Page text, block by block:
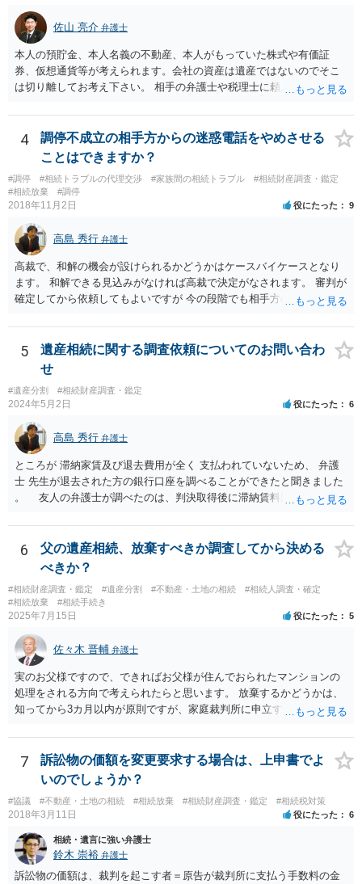
佐山 亮介 弁護士
本人の預貯金、本人名義の不動産、本人がもっていた株式や有価証
券、仮想通貨等が考えられます。会社の資産は遺産ではないのでそこ
は切り離してお考え下さい。 相手の弁護士や税理士に頼んでも守秘義
意に開示を求め、応じなければ「調査嘱託」という手続きを使って銀
行等に照会をかけることになるでしょう。 不動産は、相続登記が済ん
でいなければ市役所ないし区役所に、お子様と義父様のつながりがわ
かる戸籍一式を揃えてもちこみ、「名寄せ」という手続きをすると、
分かると思います。遺産分割協議書の偽造等により既に相続登記され
てしまっている場合は、住所などに当たりをつけて登記名義を調べて
すが、現代では、各々が自由に価格設定をしていますので、特に相場
はお示しできません。ただし、かつて日本弁護士連合会が設けていた
報酬基準を踏まえて価格設定している弁護士は一定数いると思います
ので、それが一応の目安となるでしょう。
4
調停不成立の相手方からの迷惑電話をやめさせる
ことはできますか？
#調停 #相続トラブルの代理交渉 #家族間の相続トラブル
#相続財産調査・鑑定
#相続放棄
#調停
2018年11月2日 役にたった 9
高島 秀行 弁護士
高裁で、和解の機会が設けられるかどうかはケースバイケースとなり
ます。 和解できる見込みがなければ高裁で決定がなされます。 審判が
確定してから依頼してもよいですが 今の段階でも相手方の連絡が迷惑
5
遺産相続に関する調査依頼についてのお問い合わ
せ
#遺産分割 #相続財産調査・鑑定
2024年5月2日 役にたった 6
高島 秀行 弁護士
ところが 滞納家賃及び退去費用が全く 支払われていないため、 弁護
士 先生が退去された方の銀行口座を調べることができたと聞きました
。 友人の弁護士が調べたのは、判決取得後に滞納賃料回収のため
預金の入出金履歴を調べたわけではありません。 残念ながら、事案
や目的も異なりますし、開示の内容も異なります。
6
父の遺産相続、放棄すべきか調査してから決める
べきか？
#相続財産調査・鑑定 #遺産分割 #不動産・土地の相続
#相続人調査・確定
#相続放棄
#相続手続き
2025年7月15日 役にたった 5
佐々木 晋輔 弁護士
実のお父様ですので、できればお父様が住んでおられたマンションの
処理をされる方向で考えられたらと思います。 放棄するかどうかは、
知ってから3カ月以内が原則ですが、家庭裁判所に申立すれば3カ月の
放棄するかどうか決めることができます。 銀行やサラ金が数年も放置
することはありませんので、数年後に借金が発見される可能性はほぼ
ありません。 なお、私が扱った相続放棄を検討していた案件で、期間
伸長して調査したところ、サラ金に対する過払金など相当な財産が見
つかったため相続したという事例がありました。
7
訴訟物の価額を変更要求する場合は、上申書でよ
いのでしょうか？
#協議 #不動産・土地の相続 #相続放棄 #相続財産調査・鑑定 #相続税対策
2018年3月11日 役にたった 6
相続・遺言に強い弁護士
鈴木 崇裕 弁護士
訴訟物の価額は、裁判を起こす者＝原告が裁判所に支払う手数料の金